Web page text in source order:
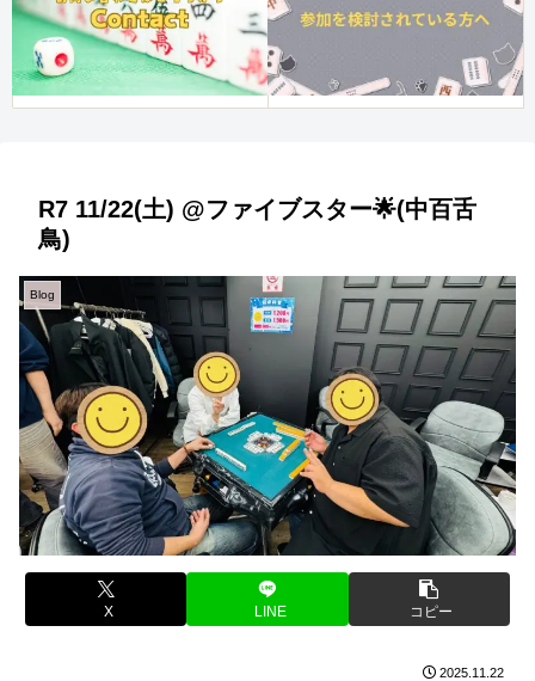
R7 11/22(土) @ファイブスター🌟(中百舌
鳥)
Blog
X LINE コピー
2025.11.22